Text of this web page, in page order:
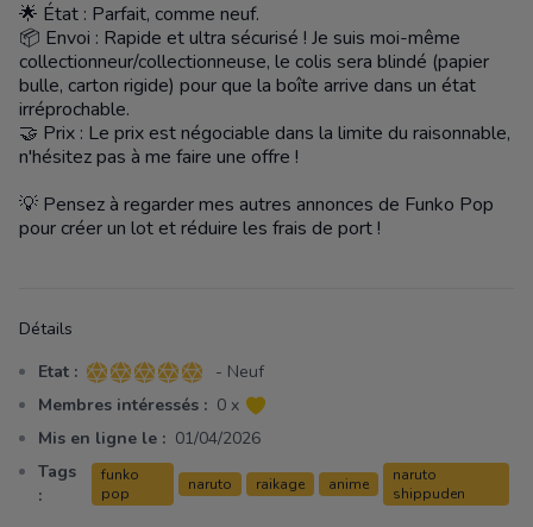
🌟 État : Parfait, comme neuf.
📦 Envoi : Rapide et ultra sécurisé ! Je suis moi-même
collectionneur/collectionneuse, le colis sera blindé (papier
bulle, carton rigide) pour que la boîte arrive dans un état
irréprochable.
🤝 Prix : Le prix est négociable dans la limite du raisonnable,
n'hésitez pas à me faire une offre !
💡 Pensez à regarder mes autres annonces de Funko Pop
pour créer un lot et réduire les frais de port !
Détails
Etat : 5 sur 5 étoiles
- Neuf
Membres intéressés : 0 x
Mis en ligne le : 01/04/2026
Tags
:
funko
pop
naruto raikage anime
naruto
shippuden